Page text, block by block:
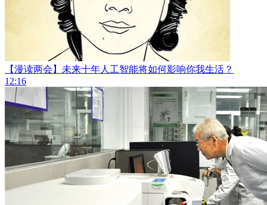
【漫读两会】未来十年人工智能将如何影响你我生活？
12:16